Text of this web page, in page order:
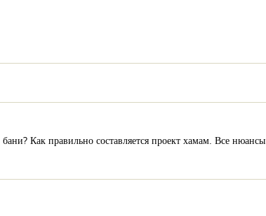
Как правильно составляется проект хамам. Все нюансы